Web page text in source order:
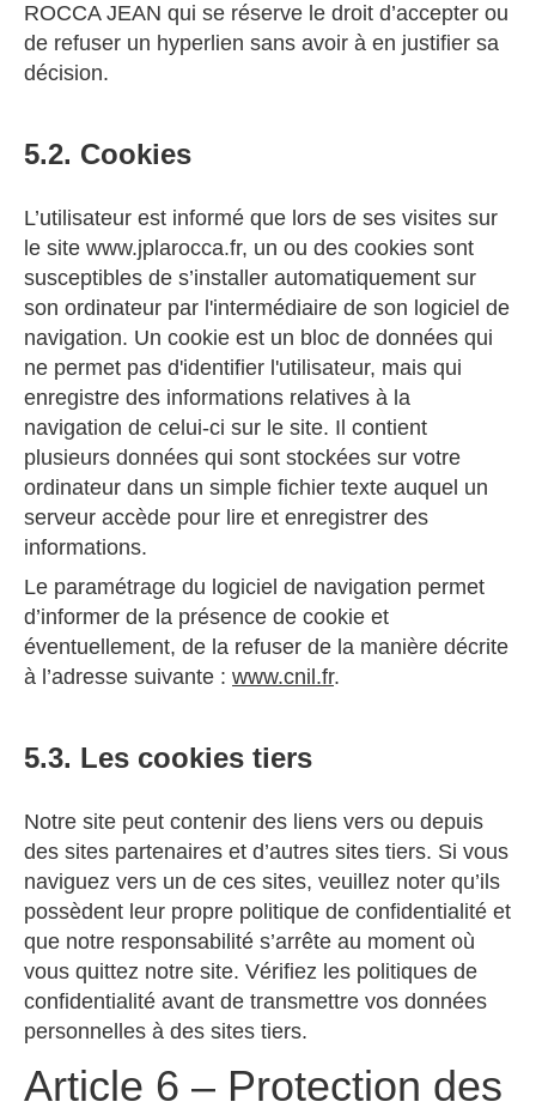
ROCCA JEAN qui se réserve le droit d’accepter ou
de refuser un hyperlien sans avoir à en justifier sa
décision.
5.2. Cookies
L’utilisateur est informé que lors de ses visites sur
le site www.jplarocca.fr, un ou des cookies sont
susceptibles de s’installer automatiquement sur
son ordinateur par l'intermédiaire de son logiciel de
navigation. Un cookie est un bloc de données qui
ne permet pas d'identifier l'utilisateur, mais qui
enregistre des informations relatives à la
navigation de celui-ci sur le site. Il contient
plusieurs données qui sont stockées sur votre
ordinateur dans un simple fichier texte auquel un
serveur accède pour lire et enregistrer des
informations.
Le paramétrage du logiciel de navigation permet
d’informer de la présence de cookie et
éventuellement, de la refuser de la manière décrite
à l’adresse suivante : www.cnil.fr.
5.3. Les cookies tiers
Notre site peut contenir des liens vers ou depuis
des sites partenaires et d’autres sites tiers. Si vous
naviguez vers un de ces sites, veuillez noter qu’ils
possèdent leur propre politique de confidentialité et
que notre responsabilité s’arrête au moment où
vous quittez notre site. Vérifiez les politiques de
confidentialité avant de transmettre vos données
personnelles à des sites tiers.
Article 6 – Protection des